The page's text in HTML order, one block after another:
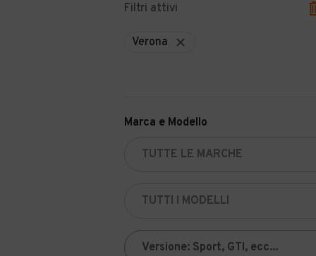
Filtri attivi
Verona
Marca e Modello